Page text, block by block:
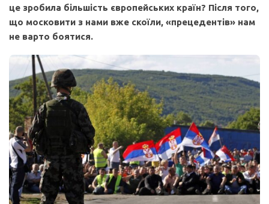
це зробила більшість європейських країн? Після того,
що московити з нами вже скоїли, «прецедентів» нам
не варто боятися.